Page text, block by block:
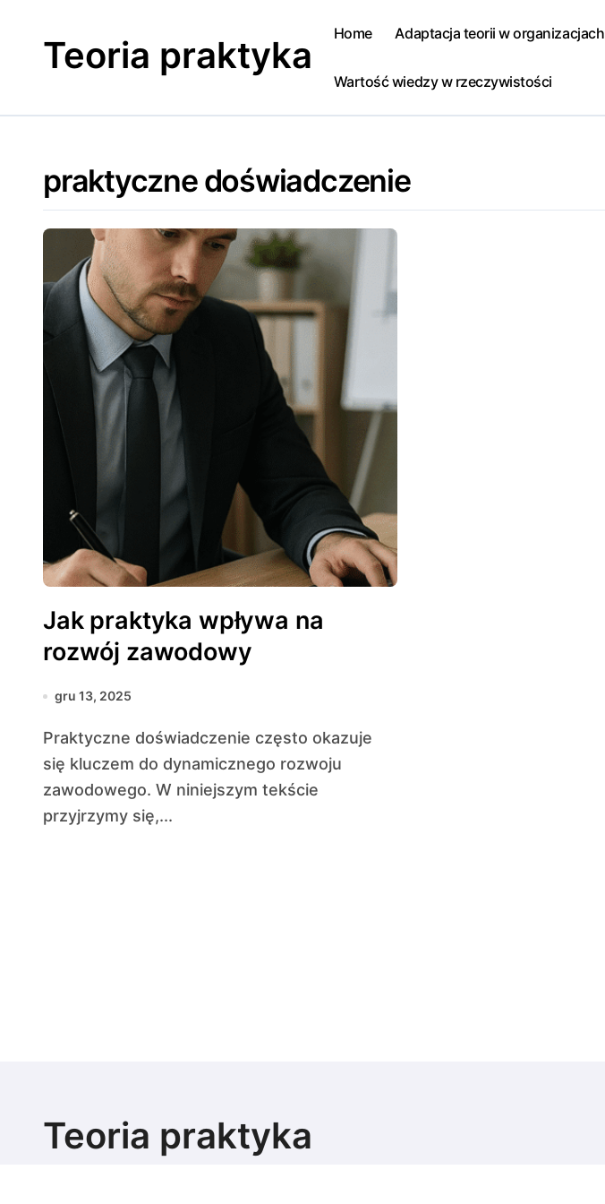
contentTeoria praktyka Home Adaptacja teorii w organizacjach
Wartość wiedzy w rzeczywistości
praktyczne doświadczenie
Jak praktyka wpływa na
rozwój zawodowy
gru 13, 2025
Praktyczne doświadczenie często okazuje
się kluczem do dynamicznego rozwoju
zawodowego. W niniejszym tekście
przyjrzymy się,...
Teoria praktyka